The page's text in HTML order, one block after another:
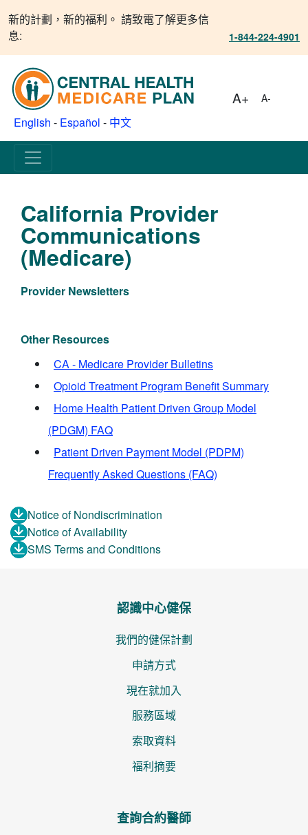
新的計劃，新的福利。 請致電了解更多信
息:
1-844-224-4901
English - Español - 中文
A+ A-
California Provider
Communications
(Medicare)
Provider Newsletters
Other Resources
CA - Medicare Provider Bulletins
Opioid Treatment Program Benefit Summary
Home Health Patient Driven Group Model
(PDGM) FAQ
Patient Driven Payment Model (PDPM)
Frequently Asked Questions (FAQ)
Notice of Nondiscrimination
Notice of Availability
SMS Terms and Conditions
認識中心健保
我們的健保計劃
申請方式
現在就加入
服務區域
索取資料
福利摘要
查詢合約醫師